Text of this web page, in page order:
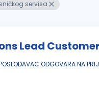
servisa
Lead
ODGOVARA NA